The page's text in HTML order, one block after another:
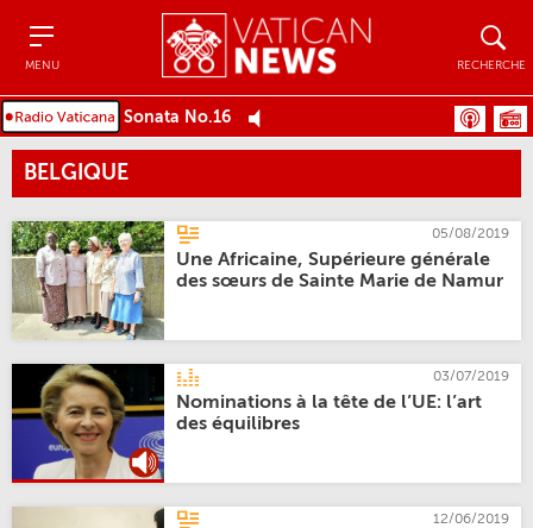
MENU RECHERCHE
Sonata No.16
BELGIQUE
05/08/2019
Une Africaine, Supérieure générale
des sœurs de Sainte Marie de Namur
03/07/2019
Nominations à la tête de l’UE: l’art
des équilibres
12/06/2019